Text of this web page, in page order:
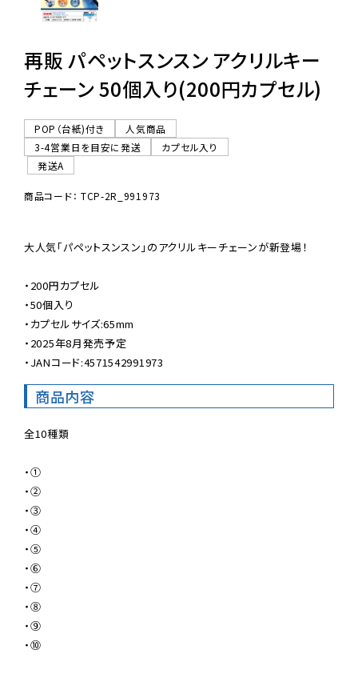
再販 パペットスンスン アクリルキー
チェーン 50個入り(200円カプセル)
POP（台紙)付き
人気商品
3-4営業日を目安に発送
カプセル入り
発送A
商品コード： TCP-2R_991973
大人気「パペットスンスン」のアクリルキーチェーンが新登場！
・200円カプセル
・50個入り
・カプセルサイズ:65mm
・2025年8月発売予定
・JANコード:4571542991973
商品内容
全10種類
・①
・②
・③
・④
・⑤
・⑥
・⑦
・⑧
・⑨
・⑩